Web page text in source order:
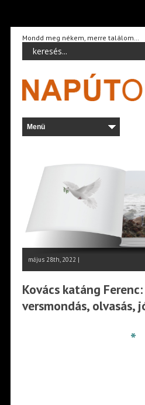
Mondd meg nékem, merre találom…
május 28th, 2022 |
Kovács katáng
versmondás, olvasás,
*